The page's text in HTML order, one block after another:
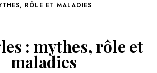
RÔLE ET MALADIES
: mythes, rôle et
maladies